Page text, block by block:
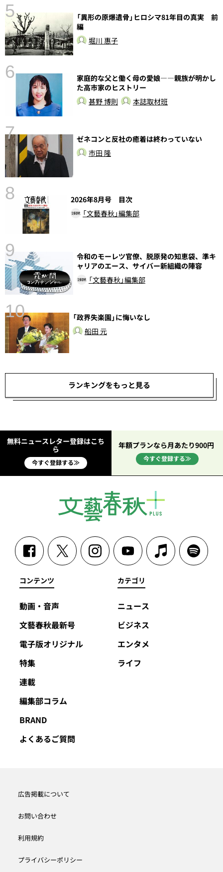
5
「異形の原爆遺骨」ヒロシマ81年目の真実 前
編
堀川 惠子
6
家庭的な父と働く母の愛娘――親族が明かし
た高市家のヒストリー
甚野 博則
本誌取材班
7
ゼネコンと反社の癒着は終わっていない
市田 隆
8
2026年8月号 目次
「文藝春秋」編集部
9
令和のモーレツ官僚、脱原発の知恵袋、準キ
ャリアのエース、サイバー新組織の陣容
「文藝春秋」編集部
10
「政界失楽園」に悔いなし
船田 元
ランキングをもっと見る
無料ニュースレター登録はこち
ら
今すぐ登録する≫
年額プランなら月あたり900円
今すぐ登録する≫
コンテンツ
動画・音声
文藝春秋最新号
電子版オリジナル
特集
連載
編集部コラム
BRAND
よくあるご質問
カテゴリ
ニュース
ビジネス
エンタメ
ライフ
広告掲載について
お問い合わせ
利用規約
プライバシーポリシー